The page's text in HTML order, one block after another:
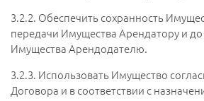
3.2.2. Обеспечить сохранность
передачи Имущества Арендатору и до
Имущества Арендодателю.
3.2.3. Использовать Имущество
Договора и в соответствии с